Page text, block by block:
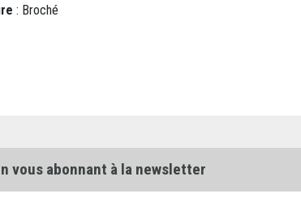
: Broché
vous abonnant à la newsletter